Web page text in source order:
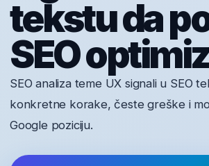
tekstu da
SEO
SEO analiza teme UX signali u SEO
konkretne korake, česte greške i
Google poziciju.